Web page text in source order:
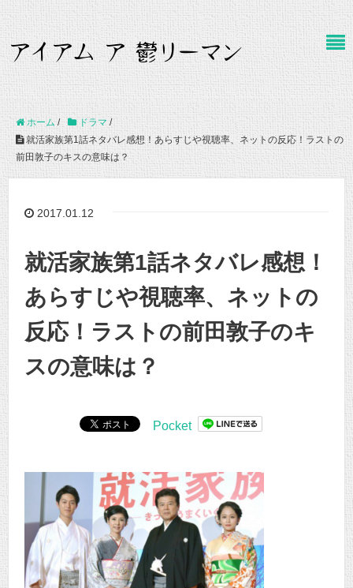
ホーム / ドラマ /
就活家族第1話ネタバレ感想！あらすじや視聴率、ネットの反応！ラストの
前田敦子のキスの意味は？
2017.01.12
就活家族第1話ネタバレ感想！
あらすじや視聴率、ネットの
反応！ラストの前田敦子のキ
スの意味は？
Pocket